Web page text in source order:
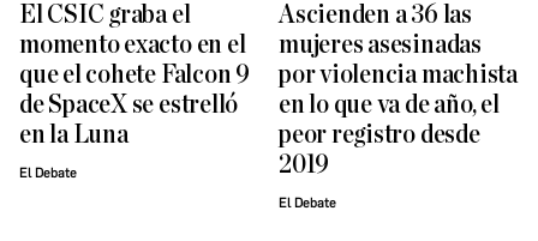
El CSIC graba el
momento exacto en el
que el cohete Falcon 9
de SpaceX se estrelló
en la Luna
El Debate
Ascienden a 36 las
mujeres asesinadas
por violencia machista
en lo que va de año, el
peor registro desde
2019
El Debate